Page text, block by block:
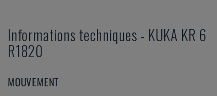
Informations techniques - KUKA KR 6
R1820
MOUVEMENT